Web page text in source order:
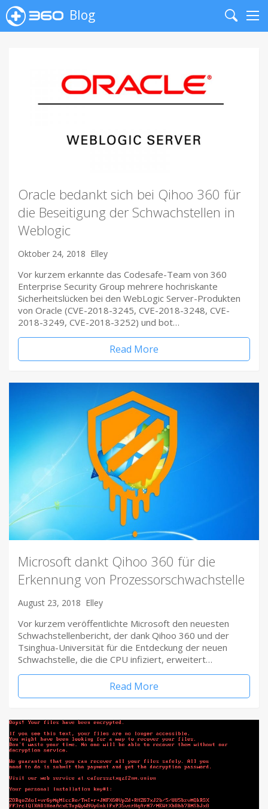
Blog
Search
Oracle bedankt sich bei Qihoo 360 für
die Beseitigung der Schwachstellen in
Weblogic
Oktober 24, 2018 Elley
Vor kurzem erkannte das Codesafe-Team von 360
Enterprise Security Group mehrere hochriskante
Sicherheitslücken bei den WebLogic Server-Produkten
von Oracle (CVE-2018-3245, CVE-2018-3248, CVE-
2018-3249, CVE-2018-3252) und bot…
Read More
Microsoft dankt Qihoo 360 für die
Erkennung von Prozessorschwachstelle
August 23, 2018 Elley
Vor kurzem veröffentlichte Microsoft den neuesten
Schwachstellenbericht, der dank Qihoo 360 und der
Tsinghua-Universität für die Entdeckung der neuen
Schwachstelle, die die CPU infiziert, erweitert…
Read More